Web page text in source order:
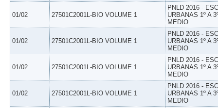
01/02 27501C2001L-BIO VOLUME 1
PNLD 2016 -
URBANAS 1º A
MEDIO
01/02 27501C2001L-BIO VOLUME 1
PNLD 2016 -
URBANAS 1º A
MEDIO
01/02 27501C2001L-BIO VOLUME 1
PNLD 2016 -
URBANAS 1º A
MEDIO
01/02 27501C2001L-BIO VOLUME 1
PNLD 2016 -
URBANAS 1º A
MEDIO